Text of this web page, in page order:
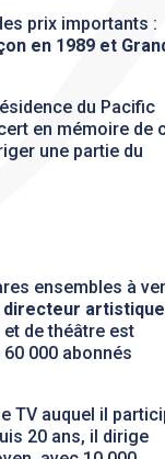
prix importants :
en 1989 et
du Pacific
en mémoire de
une partie du
ensembles à
directeur artistique
de théâtre est
000 abonnés
TV auquel il
20 ans, il dirige